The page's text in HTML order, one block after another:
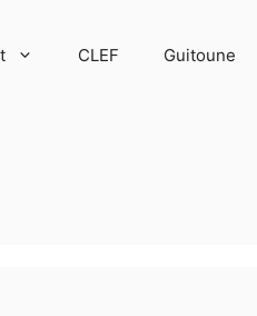
CLEF Guitoune